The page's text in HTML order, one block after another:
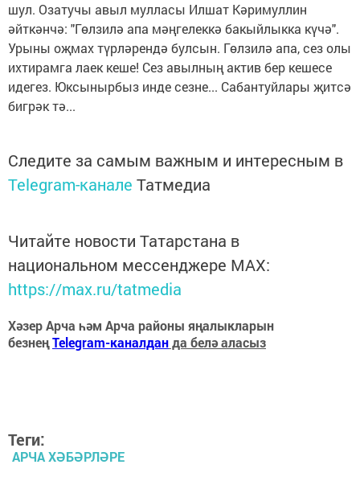
шул. Озатучы авыл мулласы Илшат Кәримуллин
әйткәнчә: "Гөлзилә апа мәңгелеккә бакыйлыкка күчә".
Урыны оҗмах түрләрендә булсын. Гөлзилә апа, сез олы
ихтирамга лаек кеше! Сез авылның актив бер кешесе
идегез. Юксынырбыз инде сезне... Сабантуйлары җитсә
бигрәк тә...
Следите за самым важным и интересным в
Telegram-канале Татмедиа
Читайте новости Татарстана в
национальном мессенджере MАХ:
https://max.ru/tatmedia
Хәзер Арча һәм Арча районы яңалыкларын
безнеңTelegram-каналданда белә аласыз
Теги:
АРЧА ХӘБӘРЛӘРЕ